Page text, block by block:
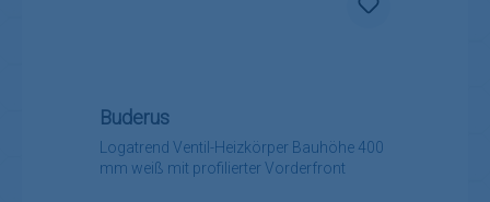
Logatrend Ventil-Heizkörper Bauhöhe 400
mm weiß mit profilierter Vorderfront
Buderus